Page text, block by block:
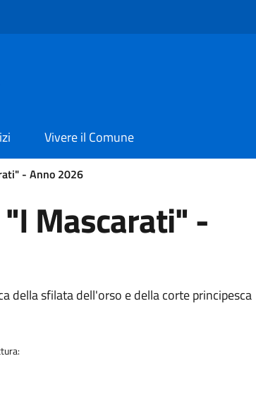
Vivere il Comune
- Anno 2026
"I Mascarati" -
della sfilata dell'orso e della corte principesca